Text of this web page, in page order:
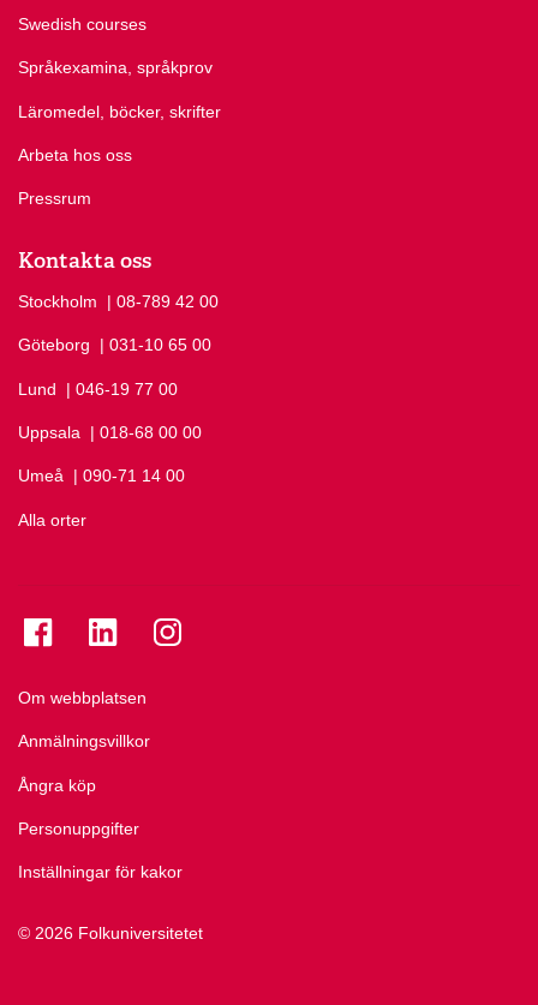
Swedish courses
Språkexamina, språkprov
Läromedel, böcker, skrifter
Arbeta hos oss
Pressrum
Kontakta oss
Stockholm Ring Stockholm på
| 08-789 42 00
Göteborg Ring Göteborg på
| 031-10 65 00
Lund Ring Lund på
| 046-19 77 00
Uppsala Ring Uppsala på
| 018-68 00 00
Umeå Ring Umeå på
| 090-71 14 00
Alla orter
© 2026 Folkuniversitetet
Om webbplatsen
Anmälningsvillkor
Ångra köp
Personuppgifter
Inställningar för kakor
Se folkuniversitetet på Facebook
Se folkuniversitetet på LinkedIn